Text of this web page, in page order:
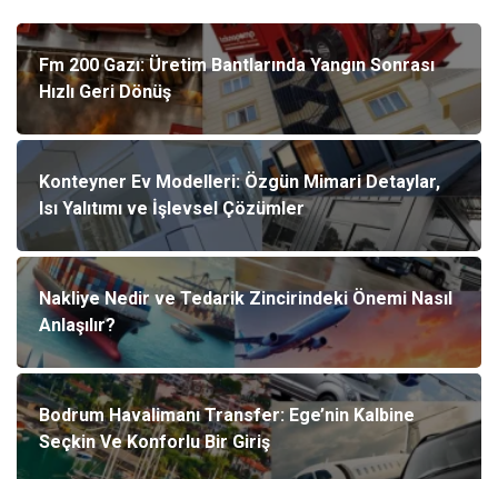
Fm 200 Gazı: Üretim Bantlarında Yangın Sonrası
Hızlı Geri Dönüş
Konteyner Ev Modelleri: Özgün Mimari Detaylar,
Isı Yalıtımı ve İşlevsel Çözümler
Nakliye Nedir ve Tedarik Zincirindeki Önemi Nasıl
Anlaşılır?
Bodrum Havalimanı Transfer: Ege’nin Kalbine
Seçkin Ve Konforlu Bir Giriş